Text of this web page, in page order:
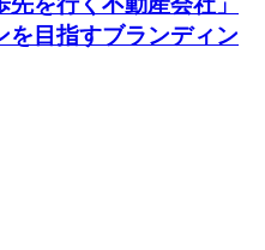
を目指すブランディン